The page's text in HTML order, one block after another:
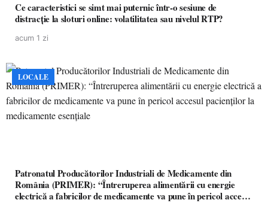
Ce caracteristici se simt mai puternic într-o sesiune de
distracție la sloturi online: volatilitatea sau nivelul RTP?
acum 1 zi
LOCALE
Patronatul Producătorilor Industriali de Medicamente din
România (PRIMER): “Întreruperea alimentării cu energie
electrică a fabricilor de medicamente va pune în pericol accesul